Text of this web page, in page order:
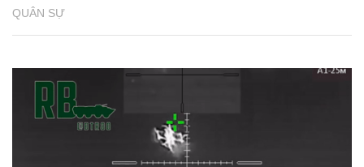
QUÂN SỰ